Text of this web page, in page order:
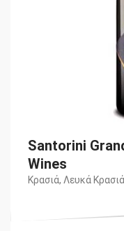
Santorini
Wines
Κρασιά, Λευκά Κρασιά